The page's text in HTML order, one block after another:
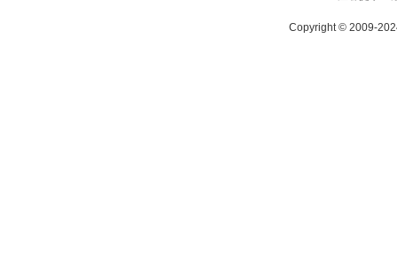
Copyright © 2009-